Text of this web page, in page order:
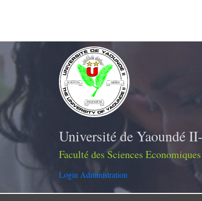
Université de Yaoundé
Faculté des Sciences
Login Administration